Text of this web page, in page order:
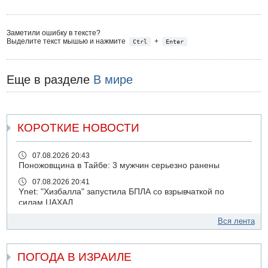
Заметили ошибку в тексте?
Выделите текст мышью и нажмите
Ctrl + Enter
Еще в разделе В мире
КОРОТКИЕ НОВОСТИ
07.08.2026 20:43
Поножовщина в Тайбе: 3 мужчин серьезно ранены
07.08.2026 20:41
Ynet: "Хизбалла" запустила БПЛА со взрывчаткой по
силам ЦАХАЛ
ДТП в Ашдоде: тяжело ранены двое маленьких детей
07.08.2026 19:14
Скончался водитель, врезавшийся в стену в
Иерусалиме
Вся лента
ПОГОДА В ИЗРАИЛЕ